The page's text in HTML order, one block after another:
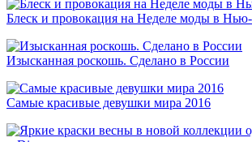
Блеск и провокация на Неделе моды в
Изысканная роскошь. Сделано в России
Самые красивые девушки мира 2016